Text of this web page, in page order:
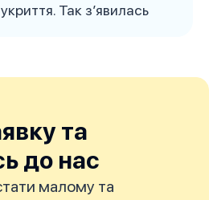
Так з’явилась
та
до нас
малому та